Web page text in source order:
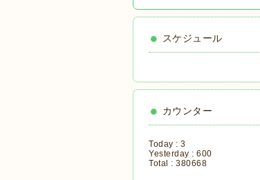
スケジュール
カウンター
Today : 3
Yesterday : 600
Total : 380668